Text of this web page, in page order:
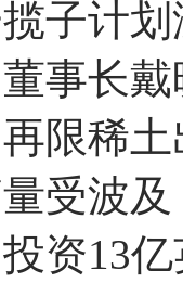
子计
事长
再限稀
受波
资13